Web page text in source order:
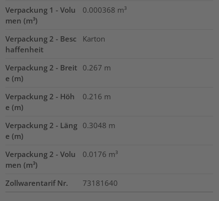
Verpackung 1 - Volu
men (m³)
0.000368 m³
Verpackung 2 - Besc
haffenheit
Karton
Verpackung 2 - Breit
e (m)
0.267 m
Verpackung 2 - Höh
e (m)
0.216 m
Verpackung 2 - Läng
e (m)
0.3048 m
Verpackung 2 - Volu
men (m³)
0.0176 m³
Zollwarentarif Nr. 73181640